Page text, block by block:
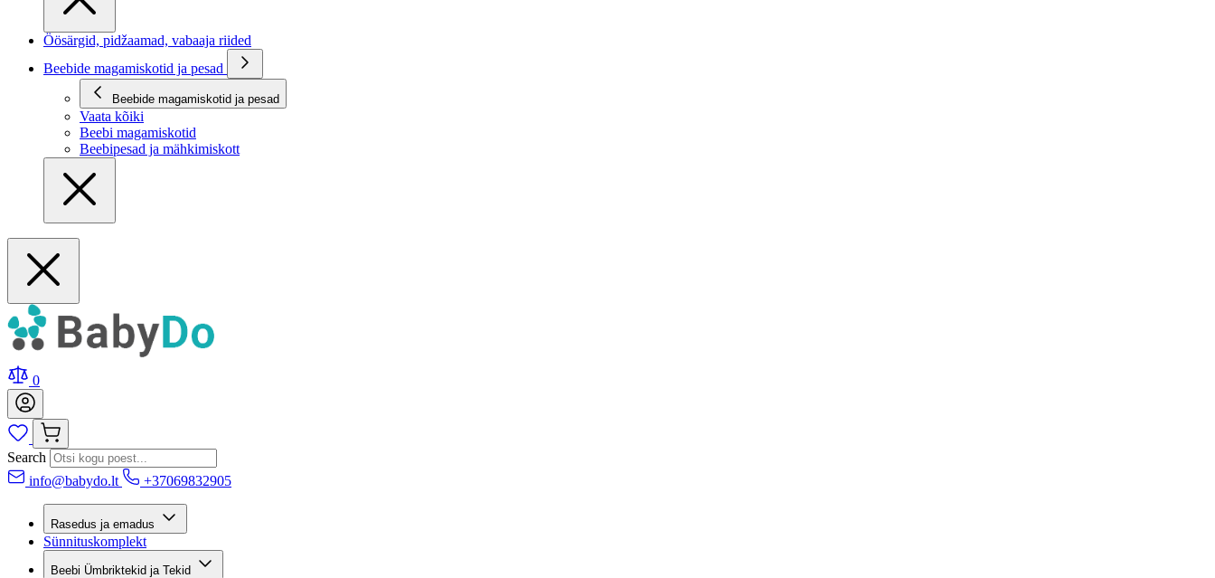
Öösärgid, pidžaamad, vabaaja riided
Beebide magamiskotid ja pesad
Beebide magamiskotid ja pesad
Vaata kõiki
Beebi magamiskotid
Beebipesad ja mähkimiskott
0
Search
info@babydo.lt
+37069832905
Rasedus ja emadus
Sünnituskomplekt
Beebi Ümbriktekid ja Tekid